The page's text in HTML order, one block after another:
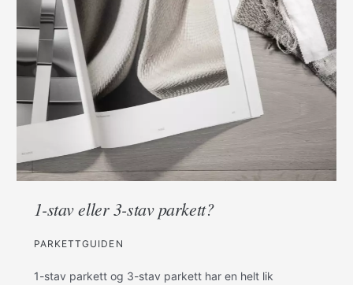
1-stav eller 3-stav parkett?
PARKETTGUIDEN
1-stav parkett og 3-stav parkett har en helt lik